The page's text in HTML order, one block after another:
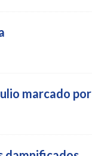
marcado